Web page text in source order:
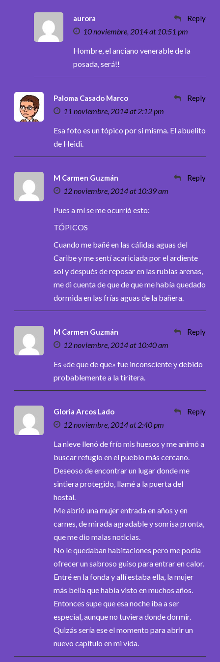
aurora
10 noviembre, 2014 at 10:51 pm
Reply
Hombre, el anciano venerable de la
posada, será!!
Paloma Casado Marco
11 noviembre, 2014 at 2:12 pm
Reply
Esa foto es un tópico por si misma. El abuelito
de Heidi.
M Carmen Guzmán
12 noviembre, 2014 at 10:39 am
Reply
Pues a mí se me ocurrió esto:
TÓPICOS
Cuando me bañé en las cálidas aguas del
Caribe y me sentí acariciada por el ardiente
sol y después de reposar en las rubias arenas,
me di cuenta de que de que me había quedado
dormida en las frías aguas de la bañera.
M Carmen Guzmán
12 noviembre, 2014 at 10:40 am
Reply
Es «de que de que» fue inconsciente y debido
probablemente a la tiritera.
Gloria Arcos Lado
12 noviembre, 2014 at 2:40 pm
Reply
La nieve llenó de frío mis huesos y me animó a
buscar refugio en el pueblo más cercano.
Deseoso de encontrar un lugar donde me
sintiera protegido, llamé a la puerta del
hostal.
Me abrió una mujer entrada en años y en
carnes, de mirada agradable y sonrisa pronta,
que me dio malas noticias.
No le quedaban habitaciones pero me podía
ofrecer un sabroso guiso para entrar en calor.
Entré en la fonda y allí estaba ella, la mujer
más bella que había visto en muchos años.
Entonces supe que esa noche iba a ser
especial, aunque no tuviera donde dormir.
Quizás sería ese el momento para abrir un
nuevo capítulo en mi vida.